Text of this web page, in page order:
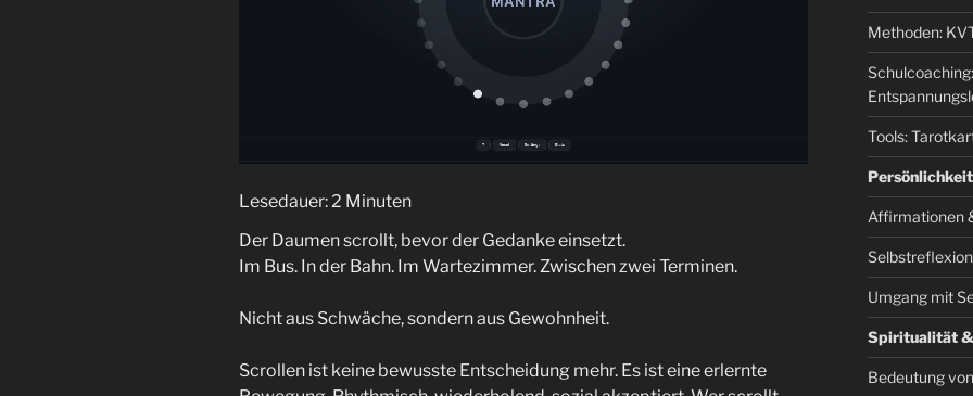
Lesedauer:2 Minuten
Der Daumen scrollt, bevor der Gedanke einsetzt.
Im Bus. In der Bahn. Im Wartezimmer. Zwischen zwei Terminen.
Nicht aus Schwäche, sondern aus Gewohnheit.
Scrollen ist keine bewusste Entscheidung mehr. Es ist eine erlernte
Methoden:
Tools:
Affirmationen
Umgang mit
Spiritualität &
Bedeutung